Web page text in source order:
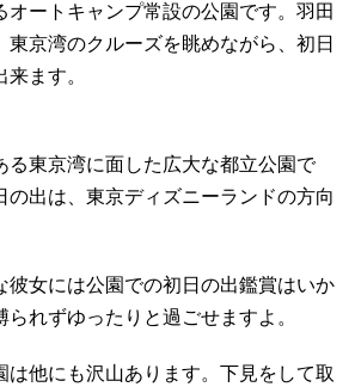
オートキャンプ常設の公園です。羽田
東京湾のクルーズを眺めながら、初日
ます。
る東京湾に面した広大な都立公園で
の出は、東京ディズニーランドの方向
彼女には公園での初日の出鑑賞はいか
れずゆったりと過ごせますよ。
は他にも沢山あります。下見をして取